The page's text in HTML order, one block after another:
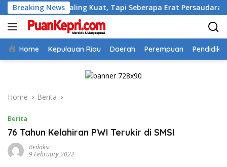
Skip
to
content
Breaking News
Paling Kuat, Tapi Seberapa Erat Persaudaraan Kita
Home Kepulauan Riau Daerah Perempuan
Home Berita
Berita
76 Tahun Kelahiran PWI Terukir di SMSI
Redaksi
9 February 2022